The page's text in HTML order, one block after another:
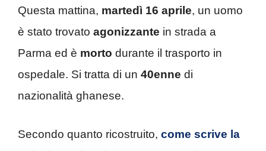
Questa mattina, martedì 16 aprile, un uomo
è stato trovato agonizzante in strada a
Parma ed è morto durante il trasporto in
ospedale. Si tratta di un 40enne di
nazionalità ghanese.
Secondo quanto ricostruito, come scrive la